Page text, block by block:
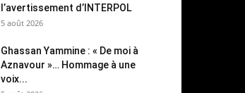
l’avertissement d’INTERPOL
5 août 2026
Ghassan Yammine : « De moi à
Aznavour »… Hommage à une
voix...